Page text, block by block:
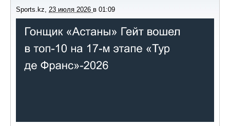
Sports.kz, 23 июля 2026 в 01:09